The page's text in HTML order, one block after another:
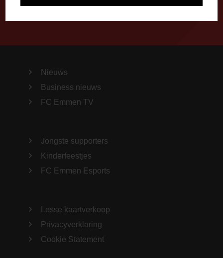
Nieuws
Business nieuws
FC Emmen TV
Jongste supporters
Kinderfeestjes
FC Emmen Esports
Losse kaartverkoop
Privacyverklaring
Cookie Statement